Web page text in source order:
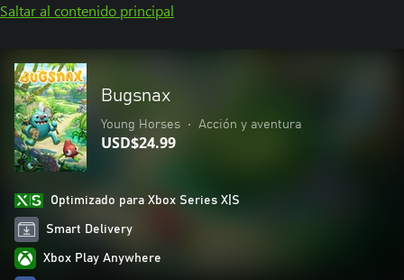
Saltar al contenido principal
Bugsnax
Young Horses • Acción y aventura
USD$24.99
Optimizado para Xbox Series X|S
Smart Delivery
Xbox Play Anywhere